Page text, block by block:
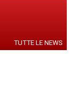
TUTTE LE NEWS